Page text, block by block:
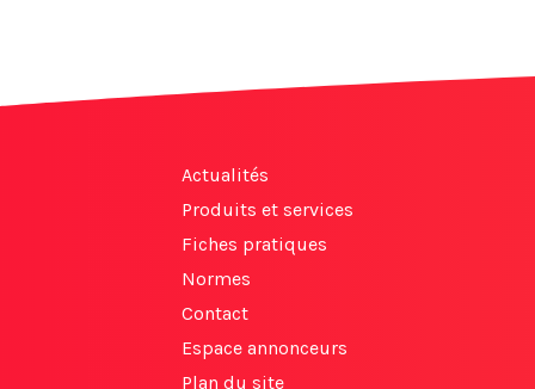
Actualités
Produits et services
Fiches pratiques
Normes
Contact
Espace annonceurs
Plan du site